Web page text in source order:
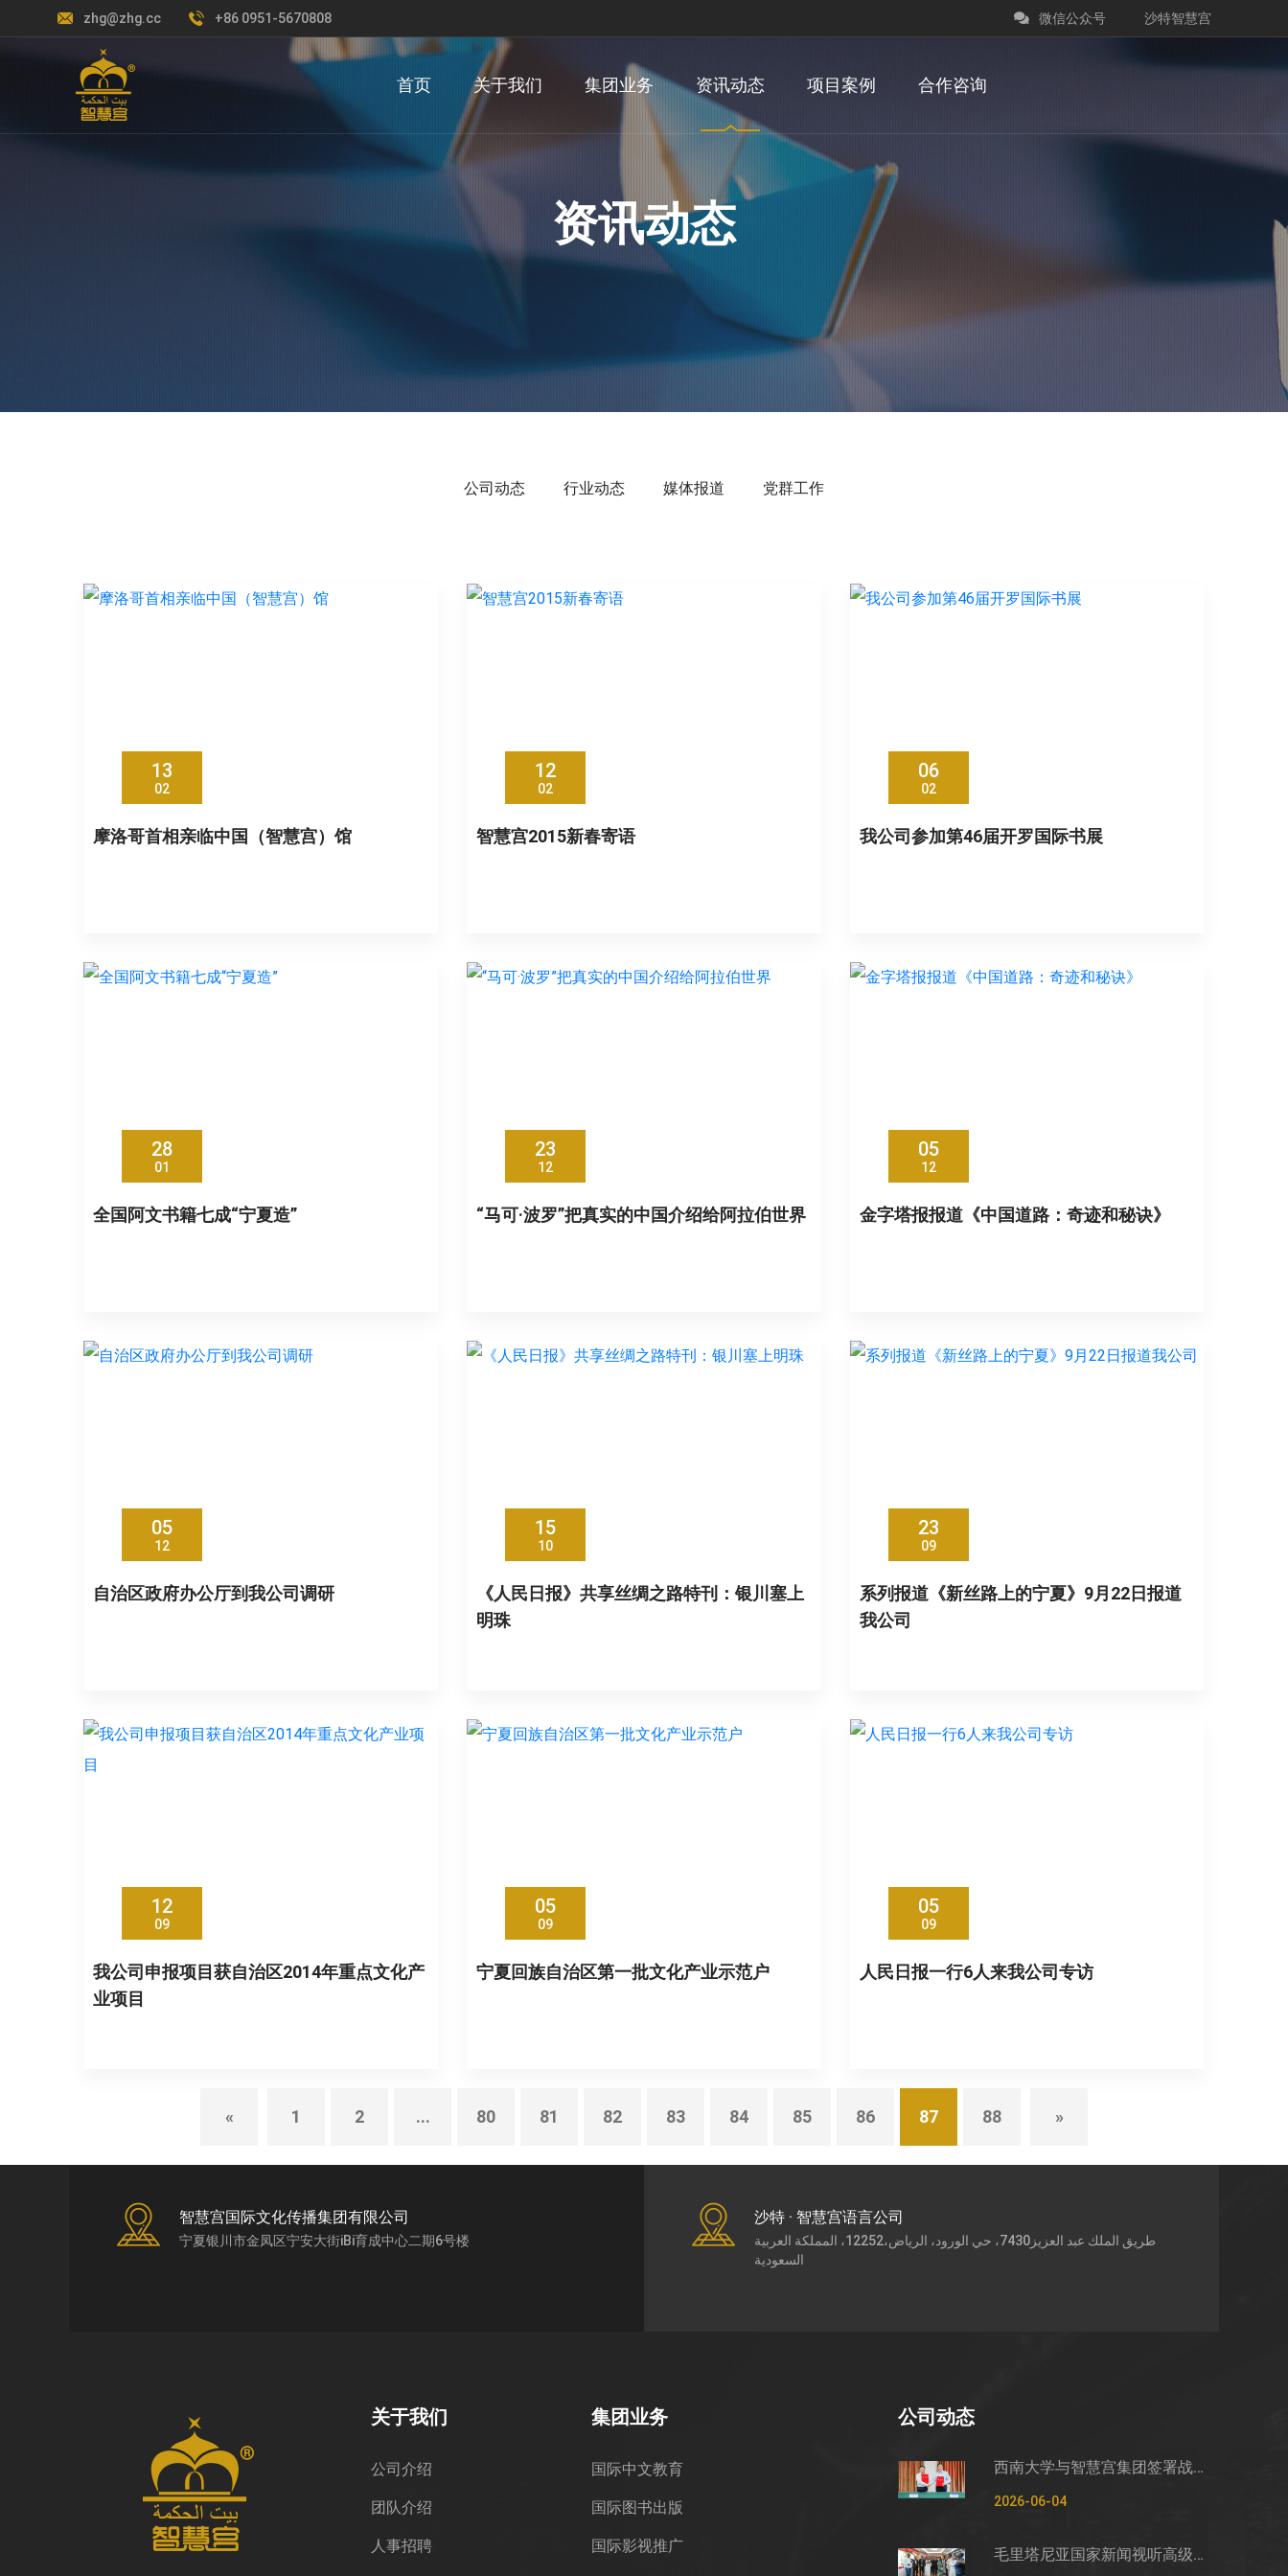
zhg@zhg.cc +86 0951-5670808 沙特智慧宫
微信公众号
首页 关于我们 集团业务 资讯动态 项目案例 合作咨询
资讯动态
公司动态 行业动态 媒体报道 党群工作
13
02
摩洛哥首相亲临中国（智慧宫）馆
12
02
智慧宫2015新春寄语
06
02
我公司参加第46届开罗国际书展
28
01
全国阿文书籍七成“宁夏造”
23
12
“马可·波罗”把真实的中国介绍给阿拉伯世界
05
12
金字塔报报道《中国道路：奇迹和秘诀》
05
12
自治区政府办公厅到我公司调研
15
10
《人民日报》共享丝绸之路特刊：银川塞上
明珠
23
09
系列报道《新丝路上的宁夏》9月22日报道
我公司
12
09
我公司申报项目获自治区2014年重点文化产
业项目
05
09
宁夏回族自治区第一批文化产业示范户
05
09
人民日报一行6人来我公司专访
« 1 2 ... 80 81 82 83 84 85 86 87 88 »
智慧宫国际文化传播集团有限公司
宁夏银川市金凤区宁安大街iBi育成中心二期6号楼
沙特 · 智慧宫语言公司
طريق الملك عبد العزيز7430، حي الورود، الرياض،12252، المملكة العربية
السعودية
关于我们
公司介绍
团队介绍
人事招聘
集团业务
国际中文教育
国际图书出版
国际影视推广
公司动态
西南大学与智慧宫集团签署战略合作框架协议
2026-06-04
毛里塔尼亚国家新闻视听高级管理局监测管控司司长穆罕默德·哈桑·埃萨利姆一行莅临智慧宫调研